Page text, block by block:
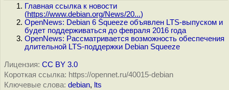
Главная ссылка к новости
(https://www.debian.org/News/20...)
OpenNews: Debian 6 Squeeze объявлен LTS-выпуском и
будет поддерживаться до февраля 2016 года
OpenNews: Рассматривается возможность обеспечения
длительной LTS-поддержки Debian Squeeze
Лицензия: CC BY 3.0
Короткая ссылка: https://opennet.ru/40015-debian
Ключевые слова: debian, lts